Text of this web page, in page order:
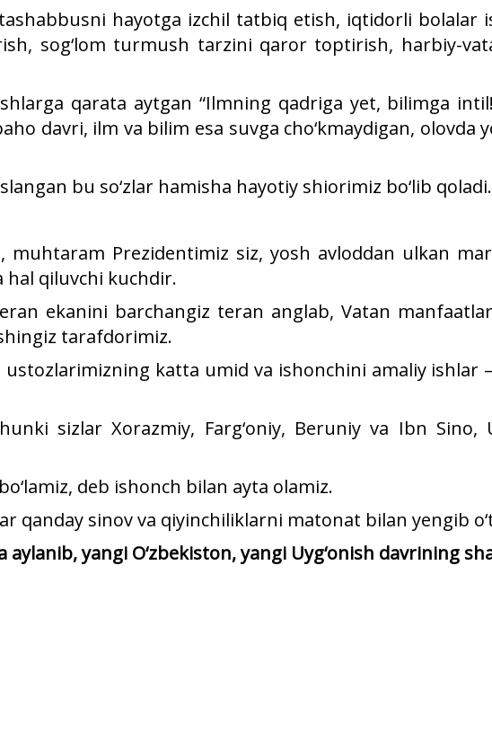
hayotga izchil tatbiq etish, iqtidorli bolalar
sog‘lom turmush tarzini qaror toptirish, harbiy-
qarata aytgan “Ilmning qadriga yet, bilimga
davri, ilm va bilim esa suvga cho‘kmaydigan,
bu so‘zlar hamisha hayotiy shiorimiz bo‘lib qoladi.
Prezidentimiz siz, yosh avloddan ulkan
hal qiluvchi kuchdir.
ekanini barchangiz teran anglab, Vatan
tarafdorimiz.
katta umid va ishonchini amaliy ishlar
sizlar Xorazmiy, Farg‘oniy, Beruniy va Ibn Sino,
deb ishonch bilan ayta olamiz.
qanday sinov va qiyinchiliklarni matonat bilan yengib
yangi O‘zbekiston, yangi Uyg‘onish davrining